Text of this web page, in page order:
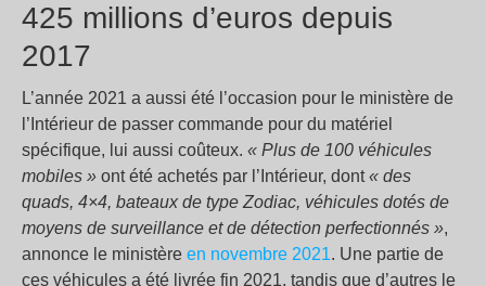
425 millions d’euros depuis
2017
L’année 2021 a aussi été l’occasion pour le ministère de
l’Intérieur de passer commande pour du matériel
spécifique, lui aussi coûteux. « Plus de 100 véhicules
mobiles » ont été achetés par l’Intérieur, dont« des
quads, 4×4, bateaux de type Zodiac, véhicules dotés de
moyens de surveillance et de détection perfectionnés »,
annonce le ministère en novembre 2021. Une partie de
ces véhicules a été livrée fin 2021, tandis que d’autres le